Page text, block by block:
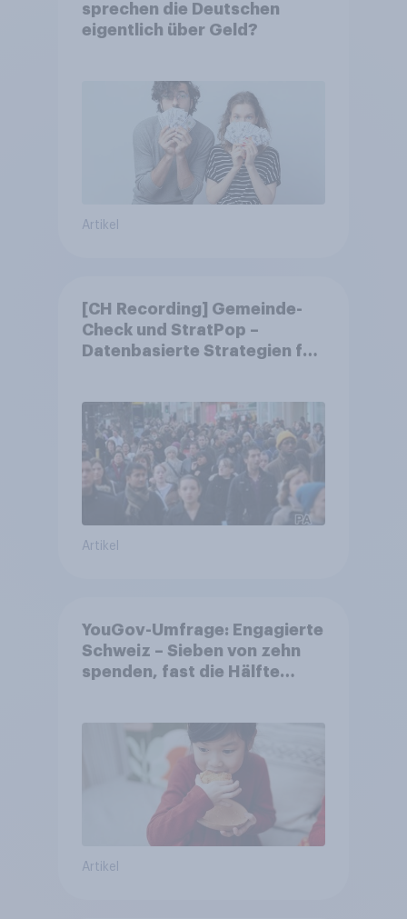
sprechen die Deutschen
eigentlich über Geld?
Artikel
[CH Recording] Gemeinde-
Check und StratPop –
Datenbasierte Strategien für
Artikel
YouGov-Umfrage: Engagierte
Schweiz – Sieben von zehn
spenden, fast die Hälfte
Artikel